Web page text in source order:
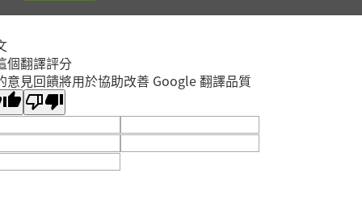
個翻譯評分
意見回饋將用於協助改善 Google 翻譯品質